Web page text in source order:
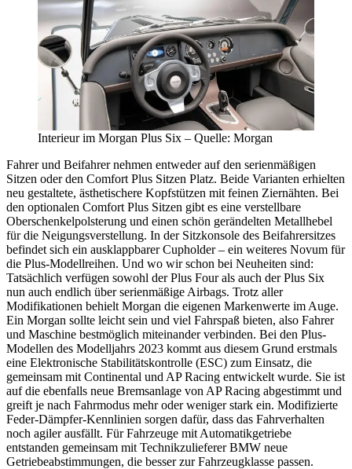
Interieur im Morgan Plus Six – Quelle: Morgan
Fahrer und Beifahrer nehmen entweder auf den serienmäßigen
Sitzen oder den Comfort Plus Sitzen Platz. Beide Varianten erhielten
neu gestaltete, ästhetischere Kopfstützen mit feinen Ziernähten. Bei
den optionalen Comfort Plus Sitzen gibt es eine verstellbare
Oberschenkelpolsterung und einen schön gerändelten Metallhebel
für die Neigungsverstellung. In der Sitzkonsole des Beifahrersitzes
befindet sich ein ausklappbarer Cupholder – ein weiteres Novum für
die Plus-Modellreihen. Und wo wir schon bei Neuheiten sind:
Tatsächlich verfügen sowohl der Plus Four als auch der Plus Six
nun auch endlich über serienmäßige Airbags. Trotz aller
Modifikationen behielt Morgan die eigenen Markenwerte im Auge.
Ein Morgan sollte leicht sein und viel Fahrspaß bieten, also Fahrer
und Maschine bestmöglich miteinander verbinden. Bei den Plus-
Modellen des Modelljahrs 2023 kommt aus diesem Grund erstmals
eine Elektronische Stabilitätskontrolle (ESC) zum Einsatz, die
gemeinsam mit Continental und AP Racing entwickelt wurde. Sie ist
auf die ebenfalls neue Bremsanlage von AP Racing abgestimmt und
greift je nach Fahrmodus mehr oder weniger stark ein. Modifizierte
Feder-Dämpfer-Kennlinien sorgen dafür, dass das Fahrverhalten
noch agiler ausfällt. Für Fahrzeuge mit Automatikgetriebe
entstanden gemeinsam mit Technikzulieferer BMW neue
Getriebeabstimmungen, die besser zur Fahrzeugklasse passen.